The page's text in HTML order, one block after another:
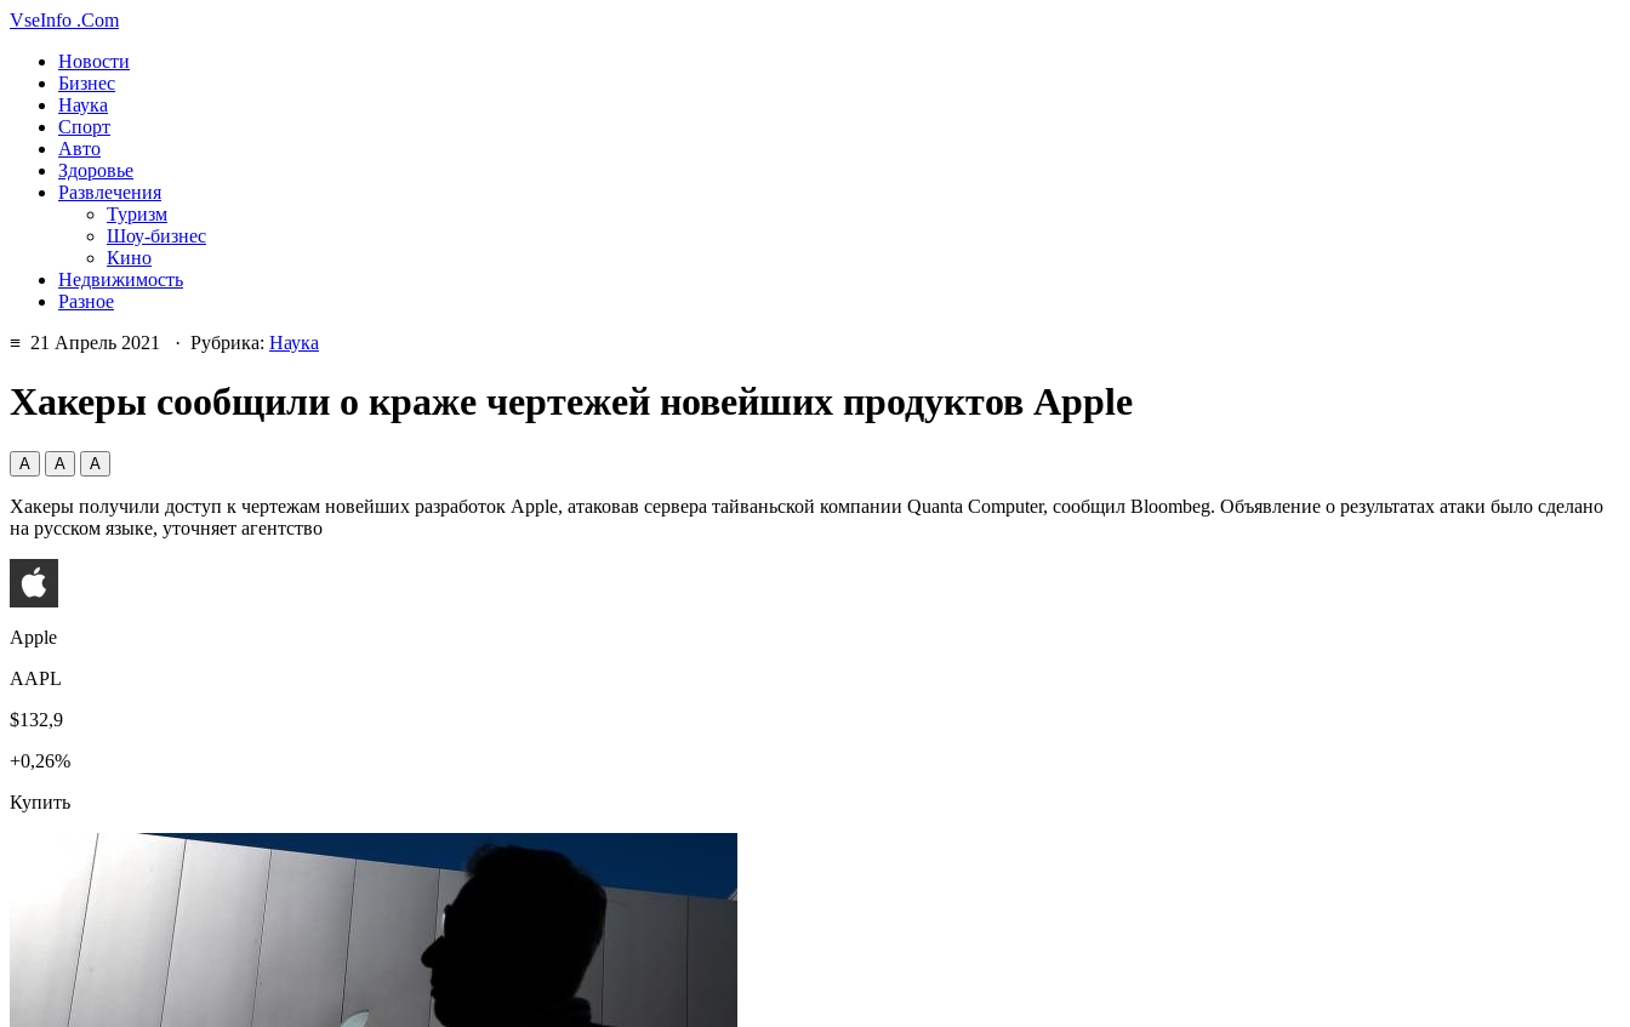
VseInfo .Com
Новости
Бизнес
Наука
Спорт
Авто
Здоровье
Развлечения
Туризм
Шоу-бизнес
Кино
Недвижимость
Разное
≡ 21 Апрель 2021 · Рубрика: Наука
Хакеры сообщили о краже чертежей новейших продуктов Apple
А А А
Хакеры получили доступ к чертежам новейших разработок Apple, атаковав сервера тайваньской компании Quanta Computer, сообщил Bloombeg. Объявление о результатах атаки было сделано
на русском языке, уточняет агентство
Apple
AAPL
$132,9
+0,26%
Купить